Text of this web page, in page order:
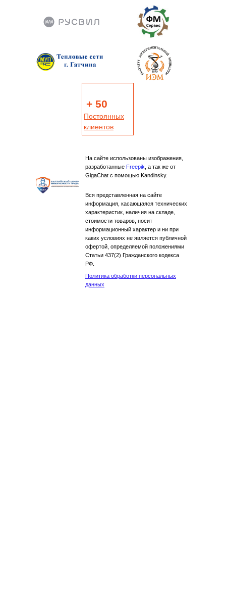
Вся представленная на сайте
информация, касающаяся технических
характеристик, наличия на складе,
стоимости товаров, носит
информационный характер и ни при
каких условиях не является публичной
офертой, определяемой положениями
Статьи 437(2) Гражданского кодекса
РФ.
+ 50
Постоянных
клиентов
Политика обработки персональных
данных
На сайте использованы изображения,
разработанные Freepik , а так же от
GigaChat с помощью Kandinsky.